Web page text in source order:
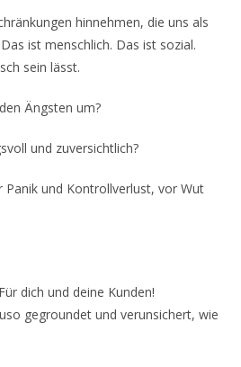
hinnehmen, die uns als
ist menschlich. Das ist sozial.
sein lässt.
Ängsten um?
und zuversichtlich?
Panik und Kontrollverlust, vor Wut
dich und deine Kunden!
gegroundet und verunsichert, wie